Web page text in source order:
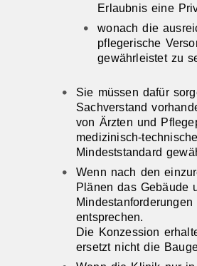
Erlaubnis eine
wonach die
pflegerische
gewährleistet zu
Sie müssen dafür
Sachverstand
von Ärzten und
medizinisch-
Mindeststandard
Wenn nach den
Plänen das Gebäude
entsprechen.
Die Konzession
ersetzt nicht die